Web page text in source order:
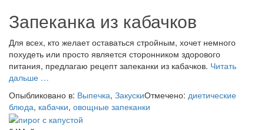
Запеканка из кабачков
Для всех, кто желает оставаться стройным, хочет немного
похудеть или просто является сторонником здорового
питания, предлагаю рецепт запеканки из кабачков. Читать
дальше
кабачков
…
Опыбликовано в: Выпечка, ЗакускиОтмечено: диетические
блюда, кабачки, овощные запеканки